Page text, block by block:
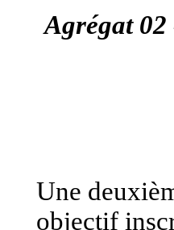
Agrégat
Une
objectif